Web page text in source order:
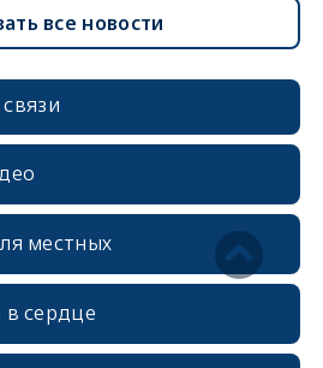
все новости
местных
в сердце